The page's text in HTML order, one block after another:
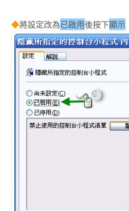
◆將設定改為已啟用後按下顯示